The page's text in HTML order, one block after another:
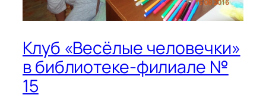
Клуб «Весёлые человечки»
в библиотеке-филиале №
15